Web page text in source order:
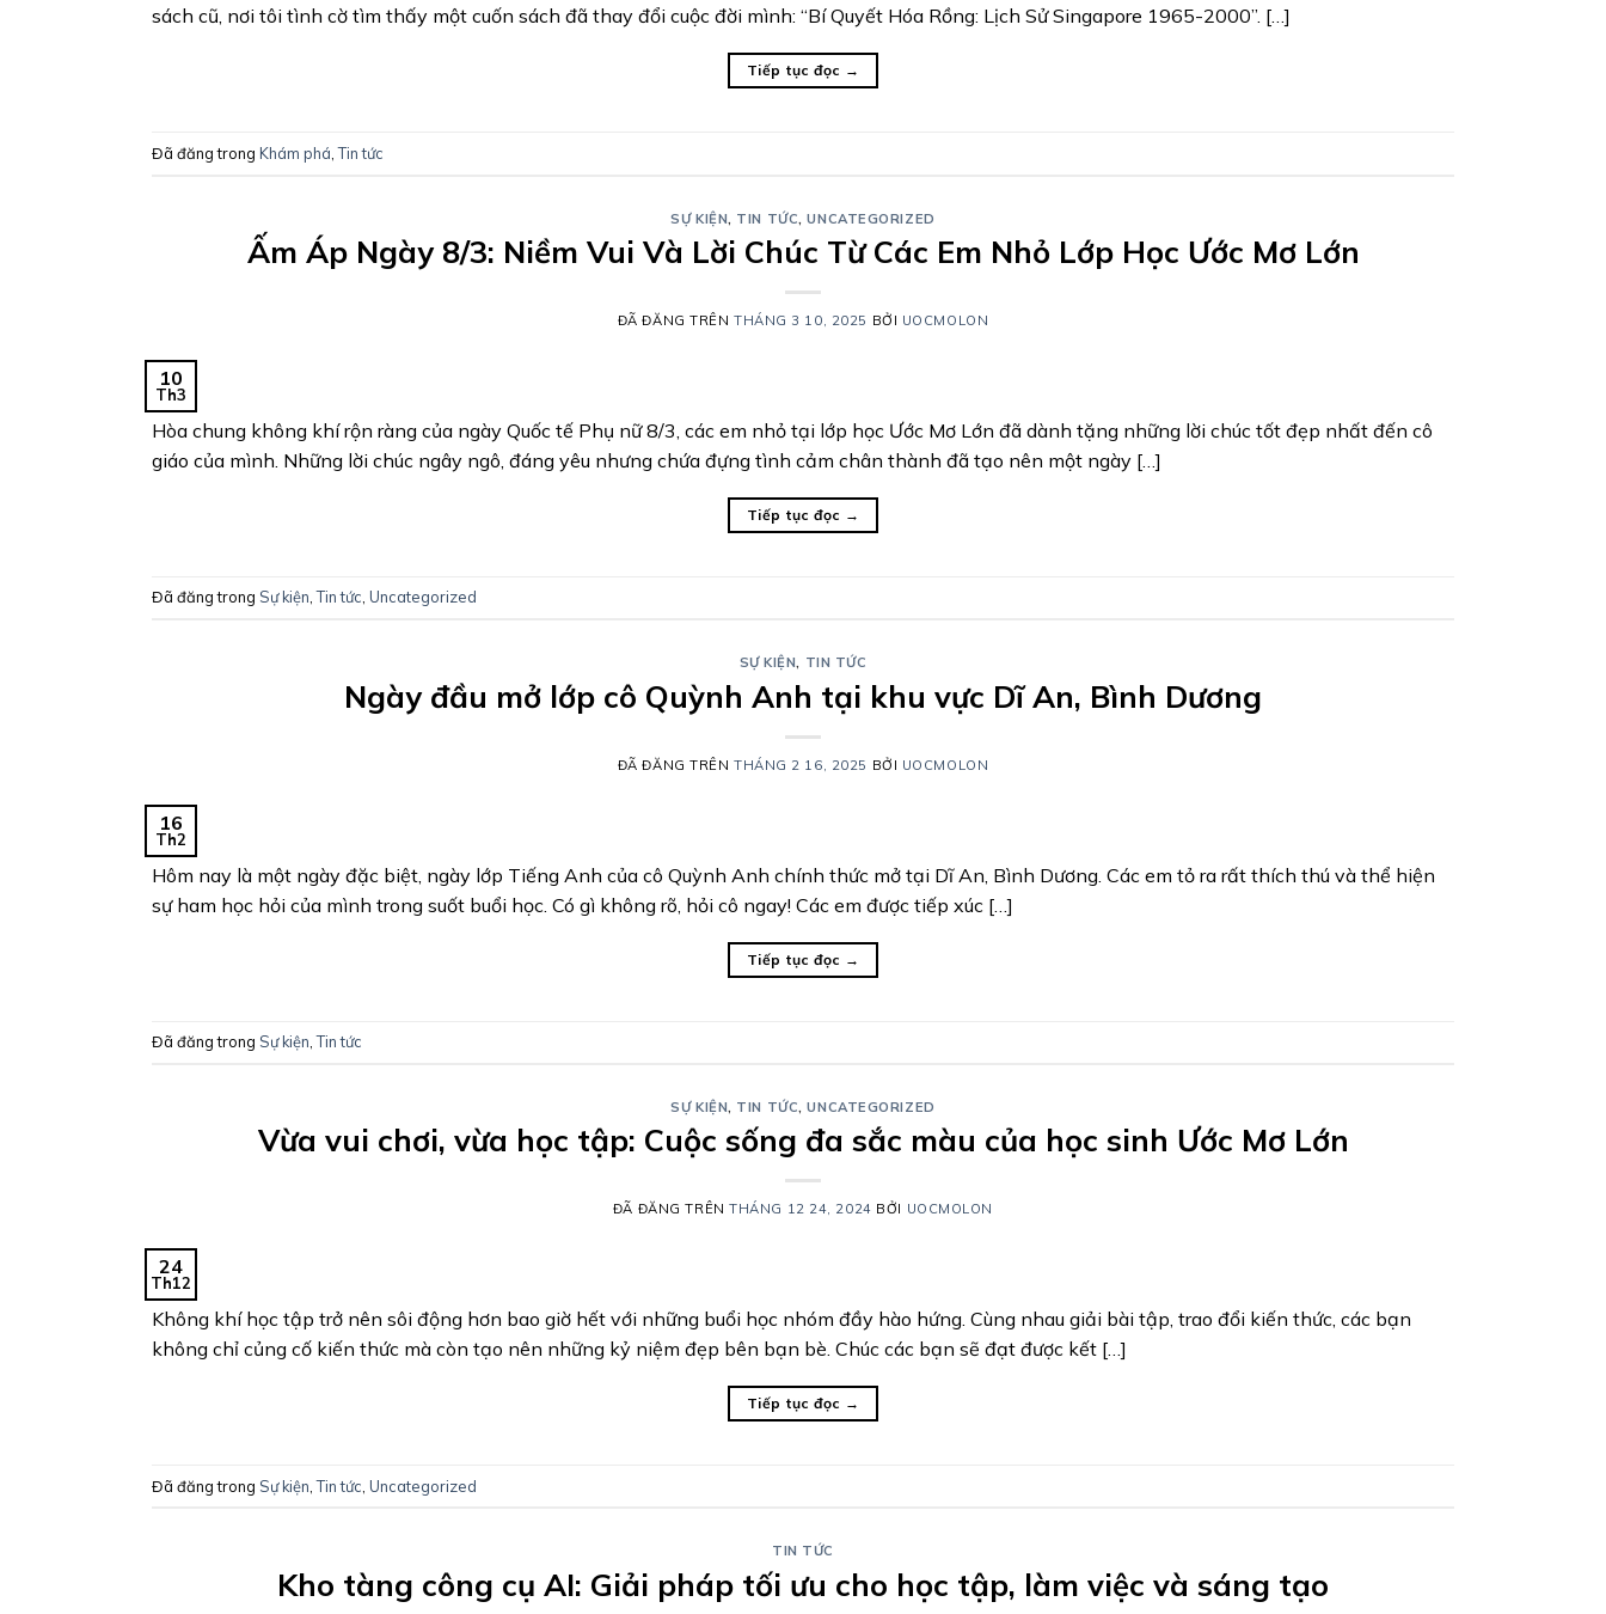
sách cũ, nơi tôi tình cờ tìm thấy một cuốn sách đã thay đổi cuộc đời mình: “Bí Quyết Hóa Rồng: Lịch Sử Singapore 1965-2000”. […]
Tiếp tục đọc →
Đã đăng trong Khám phá ,Tin tức
SỰ KIỆN, TIN TỨC,UNCATEGORIZED
Ấm Áp Ngày 8/3: Niềm Vui Và Lời Chúc Từ Các Em Nhỏ Lớp Học Ước Mơ Lớn
ĐÃ ĐĂNG TRÊN THÁNG 3 10, 2025 BỞI UOCMOLON
10
Th3
Hòa chung không khí rộn ràng của ngày Quốc tế Phụ nữ 8/3, các em nhỏ tại lớp học Ước Mơ Lớn đã dành tặng những lời chúc tốt đẹp nhất đến cô
giáo của mình. Những lời chúc ngây ngô, đáng yêu nhưng chứa đựng tình cảm chân thành đã tạo nên một ngày […]
Tiếp tục đọc →
Đã đăng trong Sự kiện,Tin tức, Uncategorized
SỰ KIỆN, TIN TỨC
Ngày đầu mở lớp cô Quỳnh Anh tại khu vực Dĩ An, Bình Dương
ĐÃ ĐĂNG TRÊN THÁNG 2 16, 2025 BỞI UOCMOLON
16
Th2
Hôm nay là một ngày đặc biệt, ngày lớp Tiếng Anh của cô Quỳnh Anh chính thức mở tại Dĩ An, Bình Dương. Các em tỏ ra rất thích thú và thể hiện
sự ham học hỏi của mình trong suốt buổi học. Có gì không rõ, hỏi cô ngay! Các em được tiếp xúc […]
Tiếp tục đọc →
Đã đăng trong Sự kiện ,Tin tức
SỰ KIỆN, TIN TỨC,UNCATEGORIZED
Vừa vui chơi, vừa học tập: Cuộc sống đa sắc màu của học sinh Ước Mơ Lớn
ĐÃ ĐĂNG TRÊNTHÁNG 12 24, 2024 BỞI UOCMOLON
24
Th12
Không khí học tập trở nên sôi động hơn bao giờ hết với những buổi học nhóm đầy hào hứng. Cùng nhau giải bài tập, trao đổi kiến thức, các bạn
không chỉ củng cố kiến thức mà còn tạo nên những kỷ niệm đẹp bên bạn bè. Chúc các bạn sẽ đạt được kết […]
Tiếp tục đọc →
Đã đăng trong Sự kiện ,Tin tức Uncategorized
TIN TỨC
Kho tàng công cụ AI: Giải pháp tối ưu cho học tập, làm việc và sáng tạo